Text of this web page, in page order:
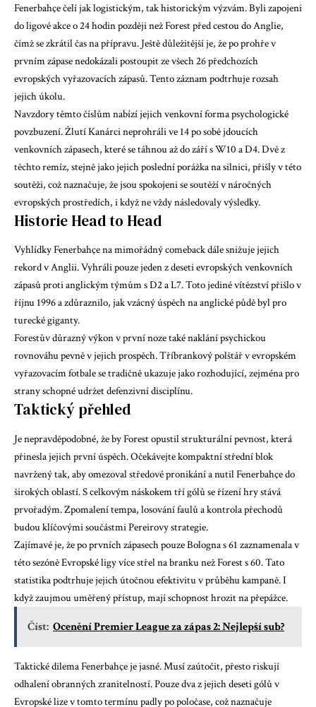
Fenerbahçe čelí jak logistickým, tak historickým výzvám. Byli zapojeni
do ligové akce o 24 hodin později než Forest před cestou do Anglie,
čímž se zkrátil čas na přípravu. Ještě důležitější je, že po prohře v
prvním zápase nedokázali postoupit ze všech 26 předchozích
evropských vyřazovacích zápasů. Tento záznam podtrhuje rozsah
jejich úkolu.
Navzdory těmto číslům nabízí jejich venkovní forma psychologické
povzbuzení. Žlutí Kanárci neprohráli ve 14 po sobě jdoucích
venkovních zápasech, které se táhnou až do září s W10 a D4. Dvě z
těchto remíz, stejně jako jejich poslední porážka na silnici, přišly v této
soutěži, což naznačuje, že jsou spokojeni se soutěží v náročných
evropských prostředích, i když ne vždy následovaly výsledky.
Historie Head to Head
Vyhlídky Fenerbahçe na mimořádný comeback dále snižuje jejich
rekord v Anglii. Vyhráli pouze jeden z deseti evropských venkovních
zápasů proti anglickým týmům s D2 a L7. Toto jediné vítězství přišlo v
říjnu 1996 a zdůraznilo, jak vzácný úspěch na anglické půdě byl pro
turecké giganty.
Forestův důrazný výkon v první noze také naklání psychickou
rovnováhu pevně v jejich prospěch. Tříbrankový polštář v evropském
vyřazovacím fotbale se tradičně ukazuje jako rozhodující, zejména pro
strany schopné udržet defenzivní disciplínu.
Taktický přehled
Je nepravděpodobné, že by Forest opustil strukturální pevnost, která
přinesla jejich první úspěch. Očekávejte kompaktní střední blok
navržený tak, aby omezoval středové pronikání a nutil Fenerbahçe do
širokých oblastí. S celkovým náskokem tří gólů se řízení hry stává
prvořadým. Zpomalení tempa, losování faulů a kontrola přechodů
budou klíčovými součástmi Pereirovy strategie.
Zajímavé je, že po prvních zápasech pouze Bologna s 61 zaznamenala v
této sezóně Evropské ligy více střel na branku než Forest s 60. Tato
statistika podtrhuje jejich útočnou efektivitu v průběhu kampaně. I
když zaujmou uměřený přístup, mají schopnost hrozit na přepážce.
Číst: Ocenění Premier League za zápas 2: Nejlepší sub?
Taktické dilema Fenerbahçe je jasné. Musí zaútočit, přesto riskují
odhalení obranných zranitelností. Pouze dva z jejich deseti gólů v
Evropské lize v tomto termínu padly po poločase, což naznačuje